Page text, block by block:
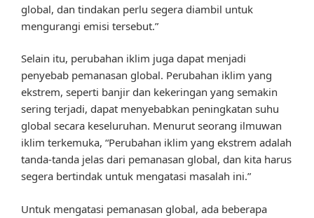
global, dan tindakan perlu segera diambil untuk
mengurangi emisi tersebut.”
Selain itu, perubahan iklim juga dapat menjadi
penyebab pemanasan global. Perubahan iklim yang
ekstrem, seperti banjir dan kekeringan yang semakin
sering terjadi, dapat menyebabkan peningkatan suhu
global secara keseluruhan. Menurut seorang ilmuwan
iklim terkemuka, “Perubahan iklim yang ekstrem adalah
tanda-tanda jelas dari pemanasan global, dan kita harus
segera bertindak untuk mengatasi masalah ini.”
Untuk mengatasi pemanasan global, ada beberapa